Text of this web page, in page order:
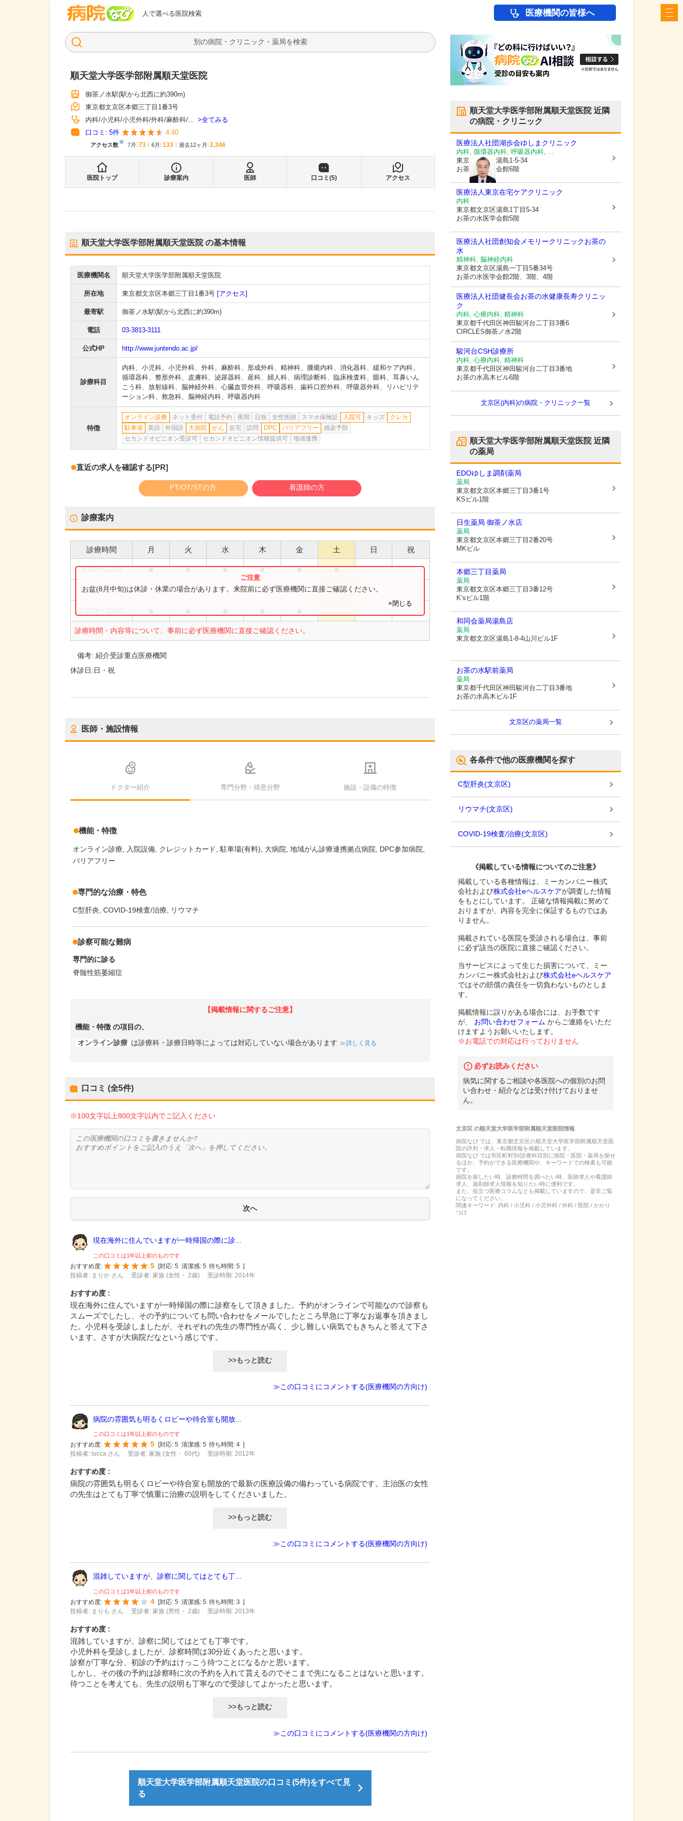
人で選べる医院検索
病院なび 医療機関の皆様へ
検索
順天堂大学医学部附属順天堂医院
御茶ノ水駅(駅から北西に約390m)
東京都文京区本郷三丁目1番3号
内科 小児科 小児外科 外科 麻酔科 ...
全てみる
口コミ: 5件 4.40
アクセス数※ 7月 : 73 6月 : 133 過去12ヶ月: 2,346
医院トップ 診療案内 医師 口コミ(5) アクセス
順天堂大学医学部附属順天堂医院の基本情報
医療機関名 順天堂大学医学部附属順天堂医院
所在地 東京都文京区本郷三丁目1番3号 [アクセス]
最寄駅 御茶ノ水駅(駅から北西に約390m)
電話 03-3813-3111
公式HP http://www.juntendo.ac.jp/
診療科目
内科、 小児科、 小児外科、 外科、 麻酔科、 形成外科、 精神科、 腫瘍内科、 消化器科、 緩和ケア内科、
循環器科、 整形外科、 皮膚科、 泌尿器科、 産科、 婦人科、 病理診断科、 臨床検査科、 眼科、 耳鼻いん
こう科、 放射線科、 脳神経外科、 心臓血管外科、 呼吸器科、 歯科口腔外科、 呼吸器外科、
リハビリテ
ーション科、 救急科、 脳神経内科、 呼吸器内科
特徴
オンライン診療 ネット受付 電話予約 夜間 日祝 女性医師 スマホ保険証 入院可 キッズ
クレカ
駐車場
英語 外国語 大病院 がん 在宅 訪問 DPC バリアフリー
感染予防
セカンドオピニオン受診可
セカンドオピニオン情報提供可 地域連携
直近の求人を確認する[PR]
PT/OT/STの方 看護師の方
診療案内
診療時間 月 火 水 木 金 土 日 祝
9:00〜12:00 ● ● ● ● ● ●
13:00〜15:00 ●
診療時間・内容等について、事前に必ず医療機関に直接ご確認ください。
お盆(8月中旬)は休診・休業の場合があります。来院前に必ず医療機関に直接ご確認ください。
×閉じる
備考:紹介受診重点医療機関
休診日:日・祝
医師・施設情報
ドクター紹介 専門分野・得意分野 施設・設備の特徴
機能・特徴
オンライン診療 入院設備 クレジットカード 駐車場(有料) 大病院 地域がん診療連携拠点病院
DPC参加病院
バリアフリー
専門的な治療・特色
C型肝炎 COVID-19検査/治療 リウマチ
診察可能な難病
専門的に診る
脊髄性筋萎縮症
【掲載情報に関するご注意】
機能・特徴 の項目の、
オンライン診療 は診療科・診療日時等によっては対応していない場合があります 詳しく見る
口コミ (全5件)
※100文字以上800文字以内でご記入ください
現在海外に住んでいますが一時帰国の際に診...
この口コミは1年以上前のものです
おすすめ度:
5 [対応: 5 清潔感: 5 待ち時間: 5 ]
投稿者: まりか さん
受診者: 家族 (女性・ 2歳) 受診時期: 2014年
おすすめ度 :
現在海外に住んでいますが一時帰国の際に診察をして頂きました。予約がオンラインで可能なので診察も
スムーズでしたし、その予約についても問い合わせをメールでしたところ早急に丁寧なお返事を頂きまし
た。小児科を受診しましたが、それぞれの先生の専門性が高く、少し難しい病気でもきちんと答えて下さ
います。さすが大病院だなという感じです。
>>もっと読む
≫この口コミにコメントする(医療機関の方向け)
病院の雰囲気も明るくロビーや待合室も開放...
この口コミは1年以上前のものです
おすすめ度:
5 対応: 5 清潔感: 5 待ち時間: 4
投稿者: lucca さん
受診者: 家族 (女性・ 60代) 受診時期: 2012年
おすすめ度 :
病院の雰囲気も明るくロビーや待合室も開放的で最新の医療設備の備わっている病院です。主治医の女性
の先生はとても丁寧で慎重に治療の説明をしてくださいました。
>>もっと読む
≫この口コミにコメントする(医療機関の方向け)
混雑していますが、診察に関してはとても丁...
この口コミは1年以上前のものです
おすすめ度:
4 [対応: 5 清潔感: 5 待ち時間: 3 ]
投稿者: まりも さん
受診者: 家族 (男性・ 2歳) 受診時期: 2013年
おすすめ度 :
混雑していますが、診察に関してはとても丁寧です。
小児外科を受診しましたが、診察時間は30分近くあったと思います。
診察が丁寧な分、初診の予約はけっこう待つことになるかと思います。
しかし、その後の予約は診察時に次の予約を入れて貰えるのでそこまで先になることはないと思います。
待つことを考えても、先生の説明も丁寧なので受診してよかったと思います。
>>もっと読む
≫この口コミにコメントする(医療機関の方向け)
順天堂大学医学部附属順天堂医院の口コミ(5件)をすべて見
る
順天堂大学医学部附属順天堂医院近隣
の病院・クリニック
医療法人社団湖歩会ゆしまクリニック
内科, 循環器内科, 呼吸器内科, ...
東京都文京区 湯島1-5-34
お茶の水医学会館6階
医療法人東京在宅ケアクリニック
内科
東京都文京区湯島1丁目5-34
お茶の水医学会館5階
医療法人社団創知会メモリークリニックお茶の
水
精神科, 脳神経内科
東京都文京区湯島一丁目5番34号
お茶の水医学会館2階、3階、4階
医療法人社団健長会お茶の水健康長寿クリニッ
ク
内科, 心療内科, 精神科
東京都千代田区神田駿河台二丁目3番6
CIRCLES御茶ノ水2階
駿河台CSH診療所
内科, 心療内科, 精神科
東京都千代田区神田駿河台二丁目3番地
お茶の水高木ビル6階
文京区(内科)の病院・クリニック一覧
順天堂大学医学部附属順天堂医院近隣
の薬局
EDOゆしま調剤薬局
薬局
東京都文京区本郷三丁目3番1号
KSビル1階
日生薬局 御茶ノ水店
薬局
東京都文京区本郷三丁目2番20号
MKビル
本郷三丁目薬局
薬局
東京都文京区本郷三丁目3番12号
K’sビル1階
和同会薬局湯島店
薬局
東京都文京区湯島1-8-4山川ビル1F
お茶の水駅前薬局
薬局
東京都千代田区神田駿河台二丁目3番地
お茶の水高木ビル1F
文京区の薬局一覧
各条件で他の医療機関を探す
C型肝炎(文京区)
リウマチ(文京区)
COVID-19検査/治療(文京区)
《掲載している情報についてのご注意》
掲載している各種情報は、ミーカンパニー株式
会社および株式会社eヘルスケアが調査した情報
をもとにしています。 正確な情報掲載に努めて
おりますが、内容を完全に保証するものではあ
りません。
掲載されている医院を受診される場合は、事前
に必ず該当の医院に直接ご確認ください。
当サービスによって生じた損害について、ミー
カンパニー株式会社および株式会社eヘルスケア
ではその賠償の責任を一切負わないものとしま
す。
掲載情報に誤りがある場合には、お手数です
が、
お問い合わせフォーム からご連絡をいただ
けますようお願いいたします。
※お電話での対応は行っておりません
必ずお読みください
病気に関するご相談や各医院への個別のお問
い合わせ・紹介などは受け付けておりませ
ん。
文京区の順天堂大学医学部附属順天堂医院情報
病院なび では、 東京都文京区の順天堂大学医学部附属順天堂医
院の評判・求人・転職情報を掲載しています。
病院なび では市区町村別/診療科目別に病院・医院・薬局を探せ
るほか、予約ができる医療機関や、キーワードでの検索も可能
です。
病院を探したい時、診療時間を調べたい時、医師求人や看護師
求人、薬剤師求人情報を知りたい時に便利です。
また、役立つ医療コラムなども掲載していますので、是非ご覧
になってください。
関連キーワード: 内科 / 小児科 / 小児外科 / 外科 / 医院 / かかり
つけ